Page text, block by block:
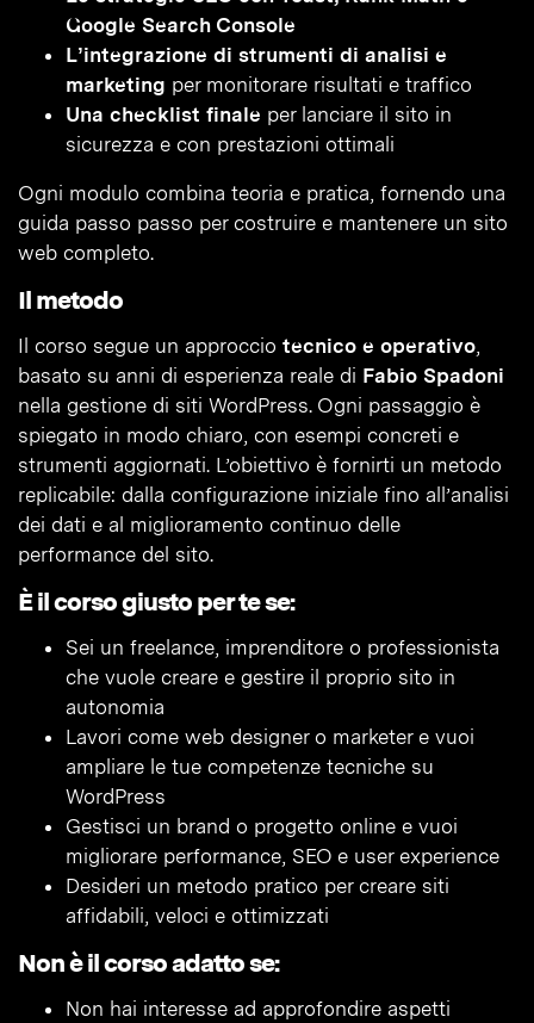
Google Search Console
L’integrazione di strumenti di analisi e
marketing per monitorare risultati e traffico
Una checklist finale per lanciare il sito in
sicurezza e con prestazioni ottimali
Ogni modulo combina teoria e pratica, fornendo una
guida passo passo per costruire e mantenere un sito
web completo.
Il metodo
Il corso segue un approccio tecnico e operativo,
basato su anni di esperienza reale di Fabio Spadoni
nella gestione di siti WordPress. Ogni passaggio è
spiegato in modo chiaro, con esempi concreti e
strumenti aggiornati. L’obiettivo è fornirti un metodo
replicabile: dalla configurazione iniziale fino all’analisi
dei dati e al miglioramento continuo delle
performance del sito.
È il corso giusto per te se:
Sei un freelance, imprenditore o professionista
che vuole creare e gestire il proprio sito in
autonomia
Lavori come web designer o marketer e vuoi
ampliare le tue competenze tecniche su
WordPress
Gestisci un brand o progetto online e vuoi
migliorare performance, SEO e user experience
Desideri un metodo pratico per creare siti
affidabili, veloci e ottimizzati
Non è il corso adatto se:
Non hai interesse ad approfondire aspetti